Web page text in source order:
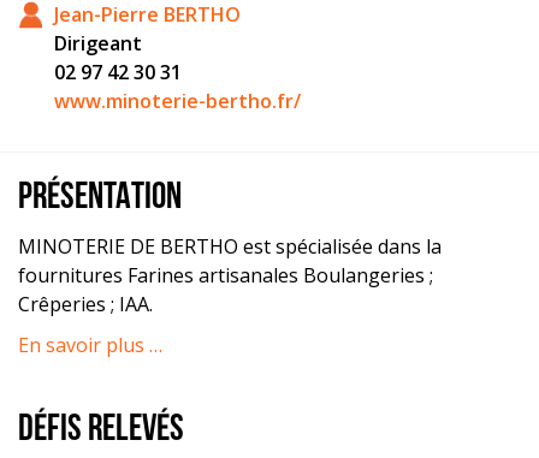
Jean-Pierre BERTHO
Dirigeant
02 97 42 30 31
www.minoterie-bertho.fr/
PRÉSENTATION
MINOTERIE DE BERTHO est spécialisée dans la
fournitures Farines artisanales Boulangeries ;
Crêperies ; IAA.
En savoir plus …
DÉFIS RELEVÉS